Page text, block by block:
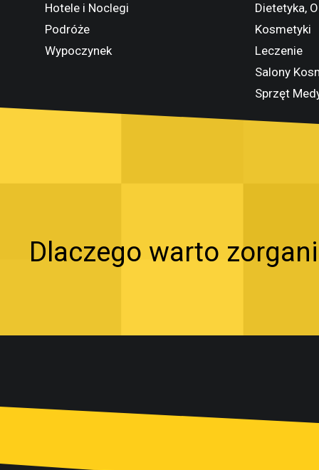
Hotele i Noclegi
Podróże
Wypoczynek
Dietetyka,
Kosmetyki
Leczenie
Salony
Sprzęt
Dlaczego warto